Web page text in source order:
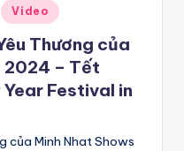
Video
Thương của
2024 – Tết
Festival in
của Minh Nhat Shows